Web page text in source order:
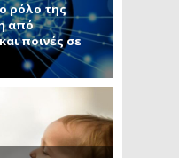
ρόλο της
από
ποινές σε